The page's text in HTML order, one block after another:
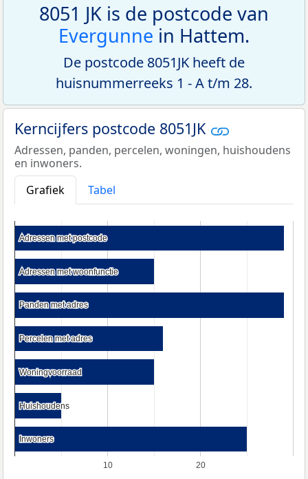
8051 JK is de postcode van
Evergunne in Hattem.
De postcode 8051JK heeft de
huisnummerreeks 1 - A t/m 28.
Kerncijfers postcode 8051JK
Adressen, panden, percelen, woningen, huishoudens
en inwoners.
Grafiek
Tabel
10 20
Adressen met postcode
Adressen met postcode
Adressen met woonfunctie
Adressen met woonfunctie
Panden met adres
Panden met adres
Percelen met adres
Percelen met adres
Woningvoorraad
Woningvoorraad
Huishoudens
Huishoudens
Inwoners
Inwoners